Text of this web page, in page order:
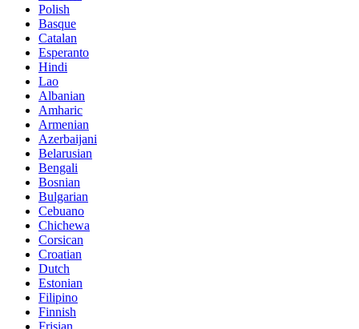
Polish
Basque
Catalan
Esperanto
Hindi
Lao
Albanian
Amharic
Armenian
Azerbaijani
Belarusian
Bengali
Bosnian
Bulgarian
Cebuano
Chichewa
Corsican
Croatian
Dutch
Estonian
Filipino
Finnish
Frisian